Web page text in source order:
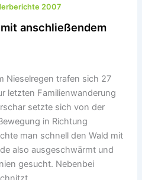
2007
anschließendem
Nieselregen trafen sich 27
letzten Familienwanderung
setzte sich von der
in Richtung
man schnell den Wald mit
also ausgeschwärmt und
gesucht. Nebenbei